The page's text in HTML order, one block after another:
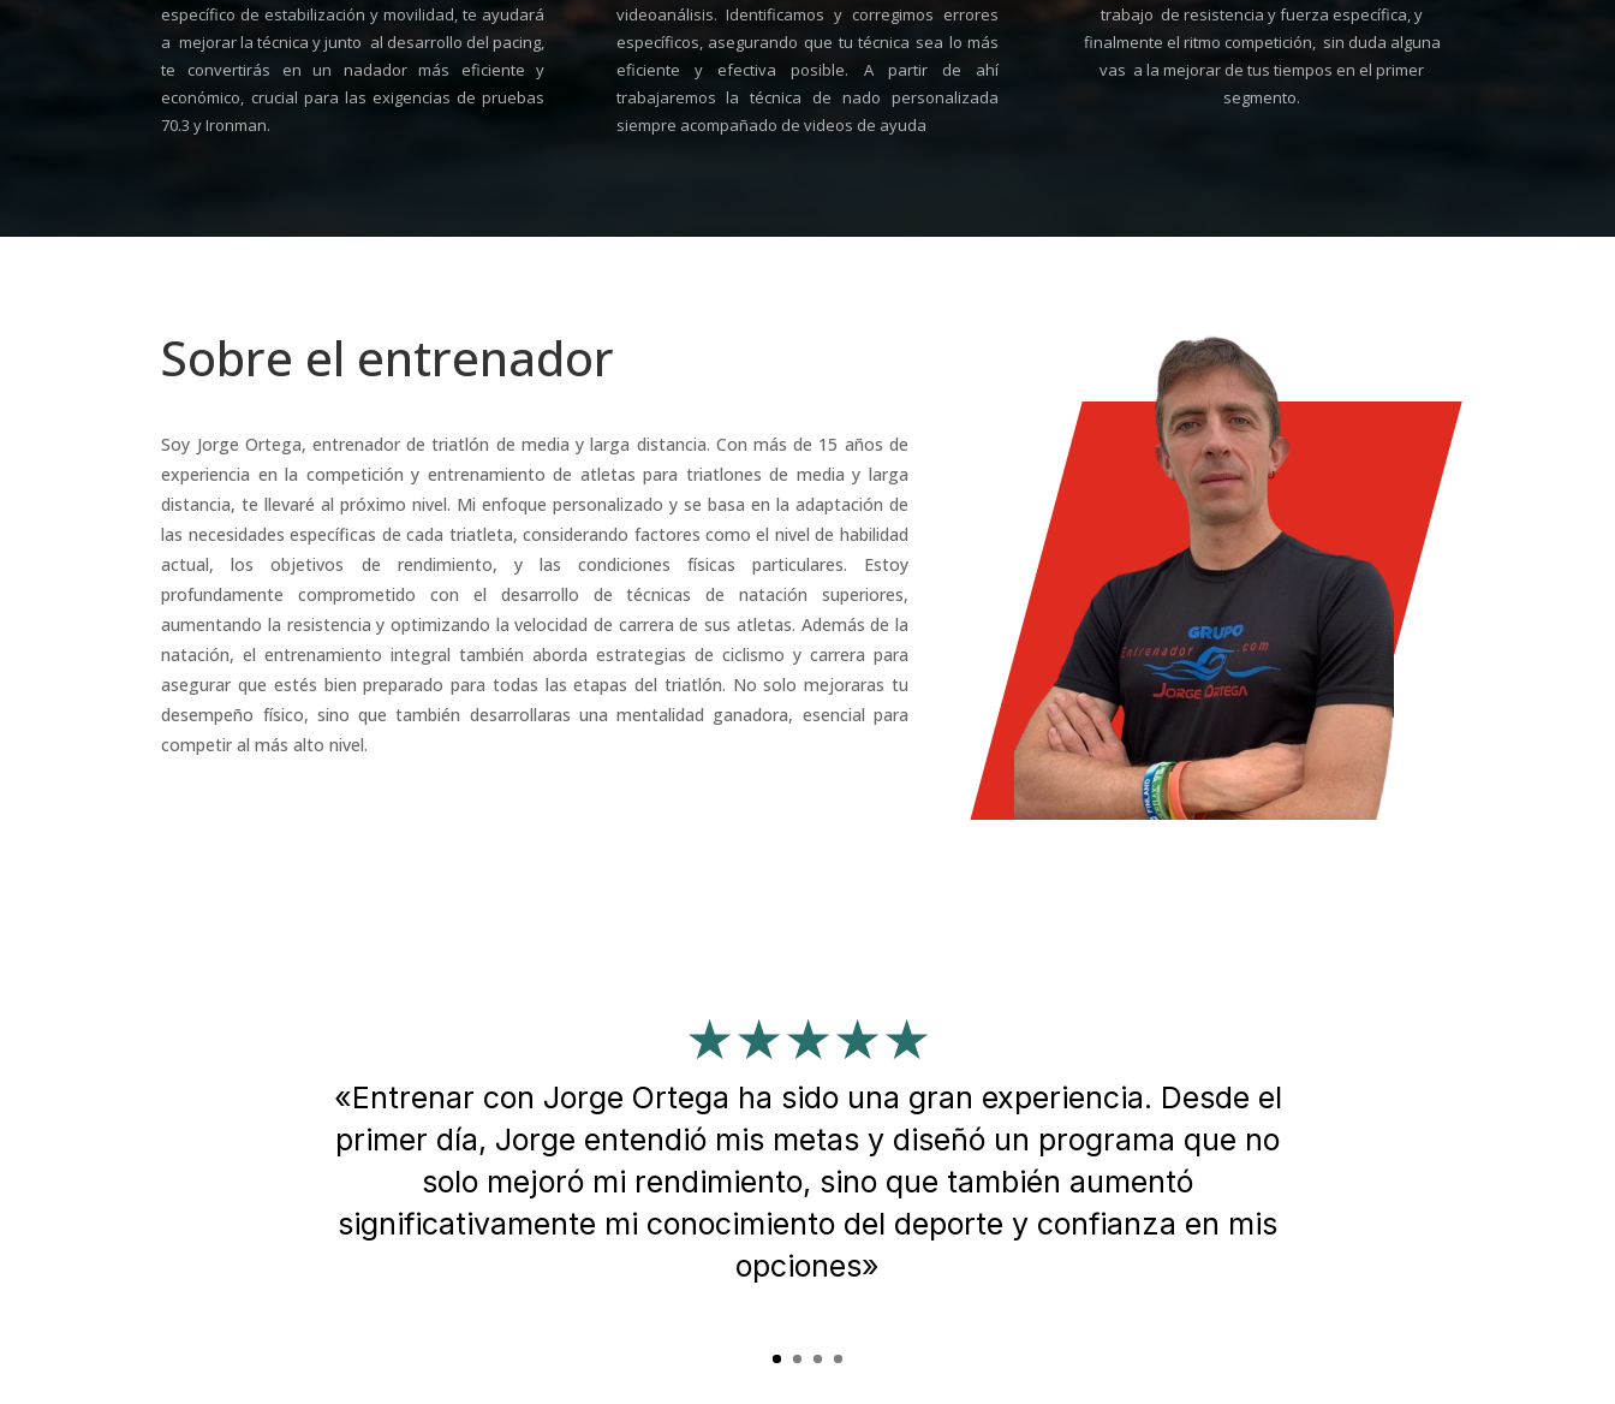
específico de estabilización y movilidad, te ayudará
a mejorar la técnica y junto al desarrollo del pacing,
te convertirás en un nadador más eficiente y
económico, crucial para las exigencias de pruebas
70.3 y Ironman.
videoanálisis. Identificamos y corregimos errores
específicos, asegurando que tu técnica sea lo más
eficiente y efectiva posible. A partir de ahí
trabajaremos la técnica de nado personalizada
siempre acompañado de videos de ayuda
trabajo de resistencia y fuerza específica, y
finalmente el ritmo competición, sin duda alguna
vas a la mejorar de tus tiempos en el primer
segmento.
Sobre el entrenador
Soy Jorge Ortega, entrenador de triatlón de media y larga distancia. Con más de 15 años de
experiencia en la competición y entrenamiento de atletas para triatlones de media y larga
distancia, te llevaré al próximo nivel. Mi enfoque personalizado y se basa en la adaptación de
las necesidades específicas de cada triatleta, considerando factores como el nivel de habilidad
actual, los objetivos de rendimiento, y las condiciones físicas particulares. Estoy
profundamente comprometido con el desarrollo de técnicas de natación superiores,
aumentando la resistencia y optimizando la velocidad de carrera de sus atletas. Además de la
natación, el entrenamiento integral también aborda estrategias de ciclismo y carrera para
asegurar que estés bien preparado para todas las etapas del triatlón. No solo mejoraras tu
desempeño físico, sino que también desarrollaras una mentalidad ganadora, esencial para
competir al más alto nivel.
★★★★★
«Entrenar con Jorge Ortega ha sido una gran experiencia. Desde el
primer día, Jorge entendió mis metas y diseñó un programa que no
solo mejoró mi rendimiento, sino que también aumentó
significativamente mi conocimiento del deporte y confianza en mis
opciones»